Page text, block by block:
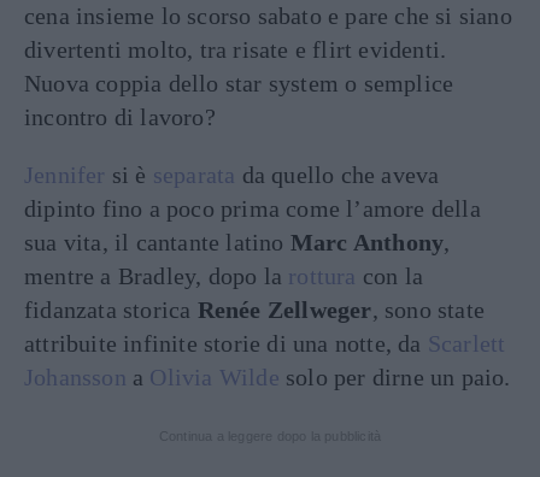
cena insieme lo scorso sabato e pare che si siano
divertenti molto, tra risate e flirt evidenti.
Nuova coppia dello star system o semplice
incontro di lavoro?
Jennifer si è separata da quello che aveva
dipinto fino a poco prima come l’amore della
sua vita, il cantante latino Marc Anthony,
mentre a Bradley, dopo la rottura con la
fidanzata storica Renée Zellweger, sono state
attribuite infinite storie di una notte, da Scarlett
Johansson a Olivia Wilde solo per dirne un paio.